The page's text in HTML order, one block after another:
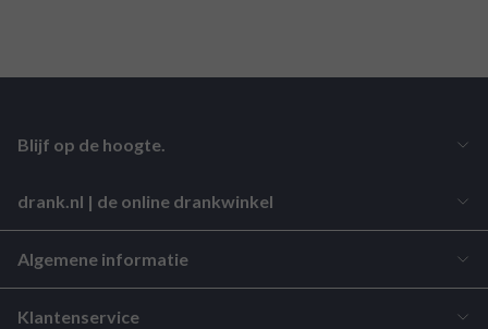
drank.nl | de online drankwinkel
Algemene informatie
Klantenservice
Blijf op de hoogte.